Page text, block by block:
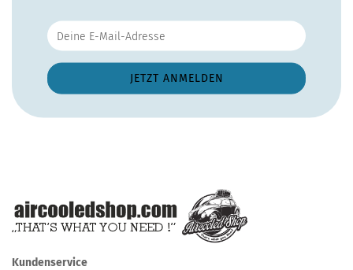
Kundenservice